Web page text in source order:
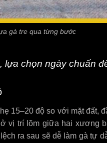
gà tre qua từng bước
, lựa chọn ngày chuẩn
15–20 độ so với mặt đất,
vị trí lõm giữa hai xương
ra sau sẽ dễ làm gà tự